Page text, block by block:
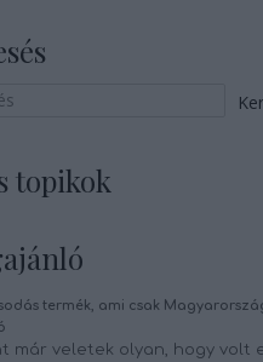
topikok
termék, ami csak
már veletek olyan, hogy volt